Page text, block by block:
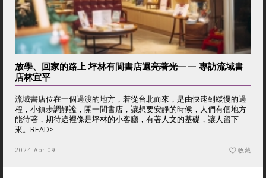
放學、回家的路上 坪林有間書店還亮著光—— 專訪流域書
店林宜平
流域書店位在一個過渡的地方，若從台北而來，是由快速到緩慢的過
程，小鎮步調靜謐，開一間書店，讓想要安靜的時候，人們有個地方
能待著，期待這裡像是坪林的小客廳，有著人文的基礎，讓人留下
來。 READ>
2024 Apr 09 收藏